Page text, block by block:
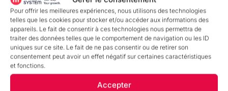
Pour offrir les meilleures expériences, nous utilisons des technologies
telles que les cookies pour stocker et/ou accéder aux informations des
appareils. Le fait de consentir à ces technologies nous permettra de
traiter des données telles que le comportement de navigation ou les ID
uniques sur ce site. Le fait de ne pas consentir ou de retirer son
consentement peut avoir un effet négatif sur certaines caractéristiques
et fonctions.
Accepter
Isabelle SarrazinDG chez Easypara